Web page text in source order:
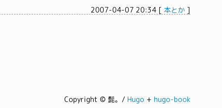
2007-04-07 20:34 [ 本とか ]
Copyright © 髭。/ Hugo + hugo-book